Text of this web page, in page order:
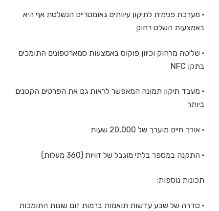
• מערכת פנימית לתיקון עיוותים גאומטריים הנשלטת אף היא
באמצעות השלט רחוק
• שליטה מרחוק וכיוון פוקוס באמצעות סמארטפונים התומכים
בתקן NFC
• מעבד תיקון תמונה המאפשר לראות גם את הפרטים הקטנים
ביותר
• אורך חיים מוערך של 20,000 שעות
• התקנה במספר בלתי מוגבל של זוויות (360 מעלות)
תכונות נוספות:
• סדרה של שבע עדשות תואמות ברמות זום שונות התומכות